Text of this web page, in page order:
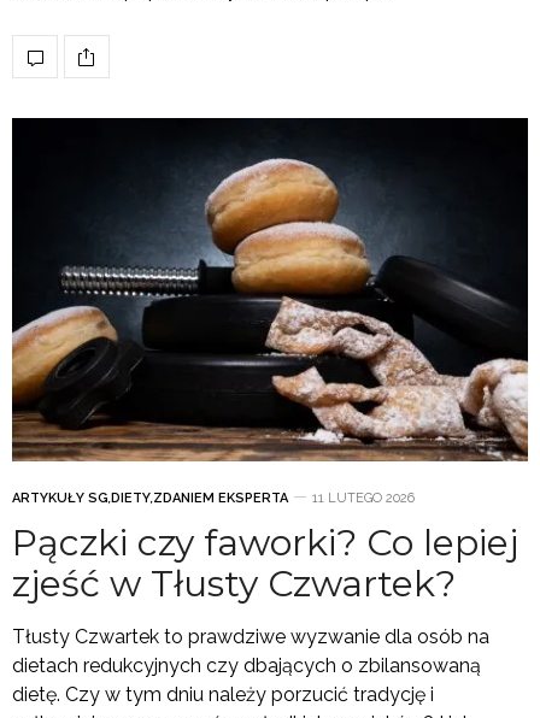
ARTYKUŁY SG,DIETY,ZDANIEM EKSPERTA 11 LUTEGO 2026
Pączki czy faworki? Co lepiej
zjeść w Tłusty Czwartek?
Tłusty Czwartek to prawdziwe wyzwanie dla osób na
dietach redukcyjnych czy dbających o zbilansowaną
dietę. Czy w tym dniu należy porzucić tradycję i